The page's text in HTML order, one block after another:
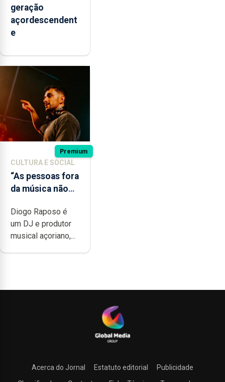
geração
açordescendent
e
Premium
CULTURA E SOCIAL
“As pessoas fora
da música não
quão difícil é
produzir uma
música”
Diogo Raposo é
um DJ e produtor
musical açoriano,...
Acerca do Jornal Estatuto editorial
Publicidade